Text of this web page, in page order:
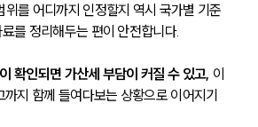
위를 어디까지 인정할지 역시 국가별 기준
를 정리해두는 편이 안전합니다.
확인되면 가산세 부담이 커질 수 있고, 이
지 함께 들여다보는 상황으로 이어지기